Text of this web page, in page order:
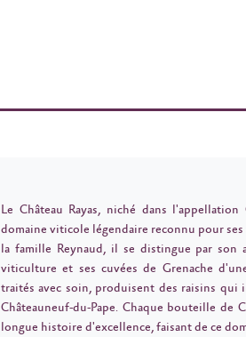
Le Château Rayas, niché dans l'appellation
domaine viticole légendaire reconnu pour
la famille Reynaud, il se distingue par
viticulture et ses cuvées de Grenache
traités avec soin, produisent des raisins
Châteauneuf-du-Pape. Chaque bouteille de
longue histoire d'excellence, faisant de ce